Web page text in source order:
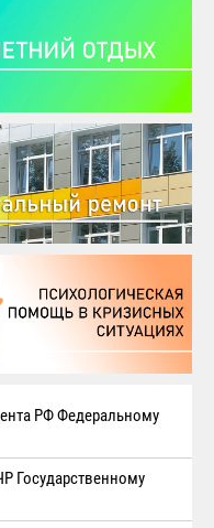
РФ Федеральному
Государственному